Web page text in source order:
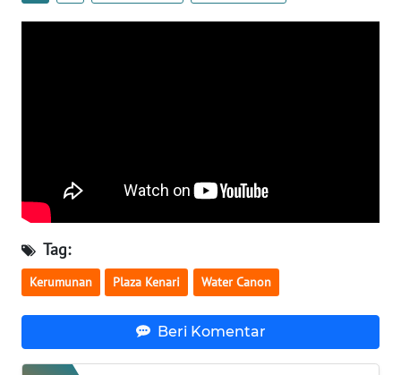
Tag:
Kerumunan Plaza Kenari Water Canon
Beri Komentar
SULBAR
WN
SUMSEL
WN
BENGKULU
WN